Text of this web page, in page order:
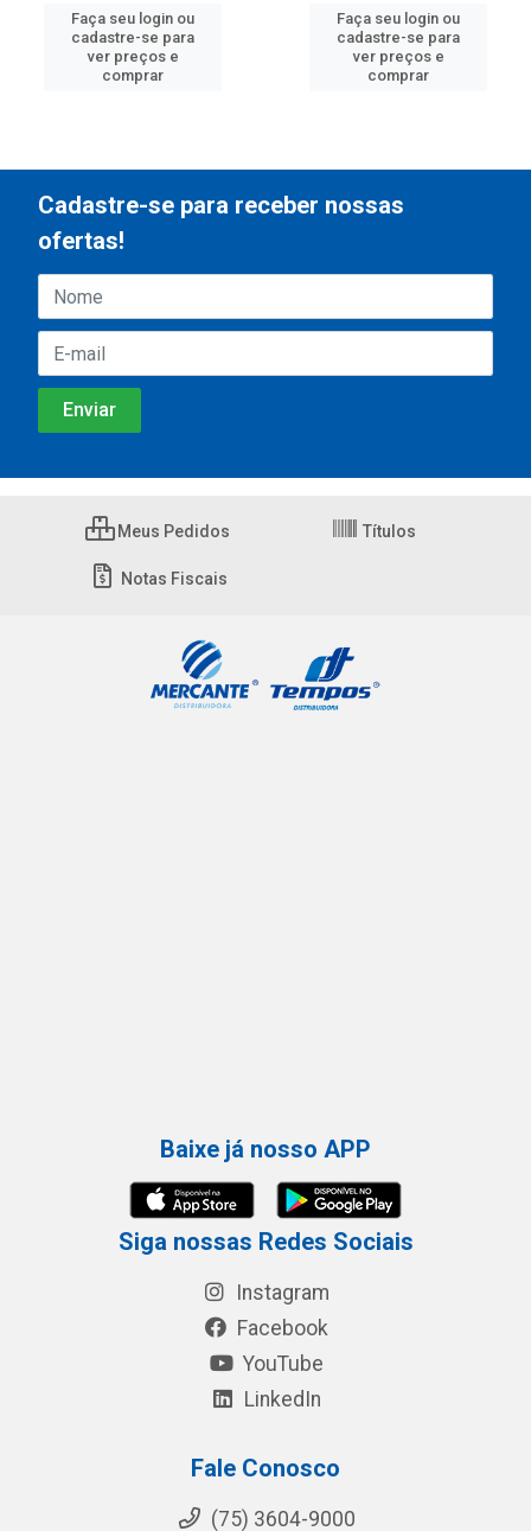
Faça seu login ou
cadastre-se para
ver preços e
comprar
Faça seu login ou
cadastre-se para
ver preços e
comprar
Cadastre-se para receber nossas
ofertas!
Meus Pedidos Títulos
Notas Fiscais
Baixe já nosso APP
Siga nossas Redes Sociais
Instagram
Facebook
YouTube
LinkedIn
Fale Conosco
(75) 3604-9000